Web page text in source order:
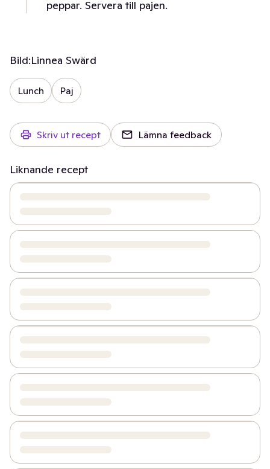
peppar. Servera till pajen.
Bild:Linnea Swärd
Lunch Paj
Skriv ut recept Lämna feedback
Liknande recept